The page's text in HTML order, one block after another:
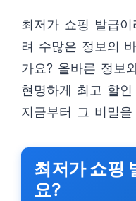
최저가 쇼핑 발급
려 수많은 정보의
가요? 올바른 정보
현명하게 최고 할
지금부터 그 비밀
최저가 쇼핑
요?